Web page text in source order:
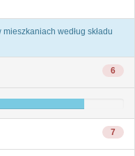
według składu
6
7